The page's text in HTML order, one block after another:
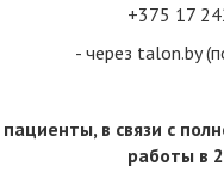
+375 17
- через talon.by
в связи с
работы в